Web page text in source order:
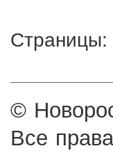
Страницы:
©
Все